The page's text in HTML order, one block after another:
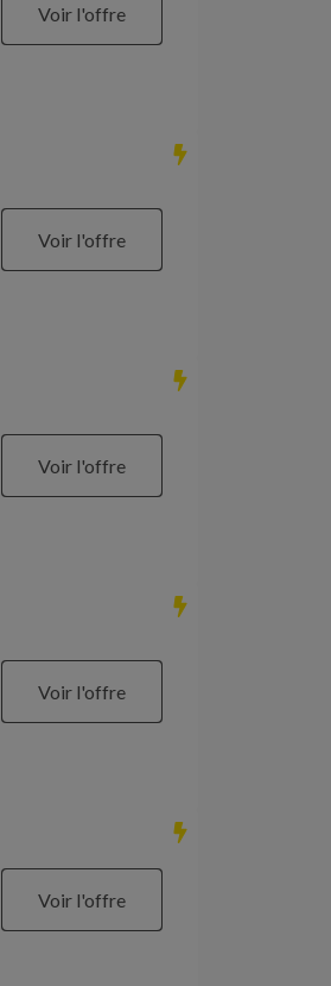
Voir l'offre
Voir l'offre
Voir l'offre
Voir l'offre
Voir l'offre